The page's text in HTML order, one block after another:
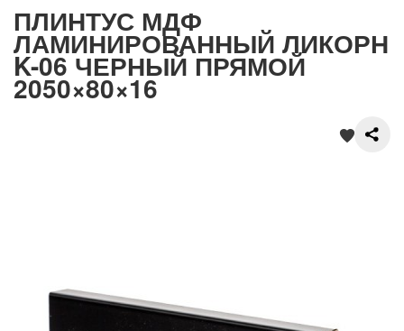
Укладка
Примеры работ
ПЛИНТУС МДФ
ЛАМИНИРОВАННЫЙ ЛИКОРН
K-06 ЧЕРНЫЙ ПРЯМОЙ
2050×80×16